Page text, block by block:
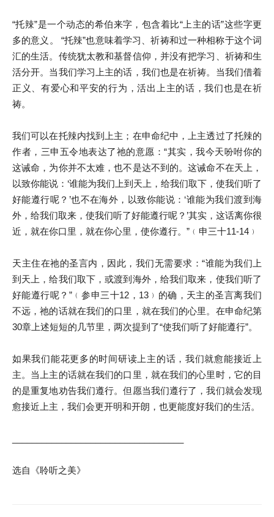
“托辣”是一个动态的希伯来字，包含着比“上主的话”这些字更
多的意义。 “托辣”也意味着学习、祈祷和过一种相称于这个词
汇的生活。传统犹太教和基督信仰，并没有把学习、祈祷和生
活分开。当我们学习上主的话，我们也是在祈祷。当我们借着
正义、有爱心和平安的行为，活出上主的话，我们也是在祈
祷。
我们可以在托辣内找到上主；在申命纪中，上主透过了托辣的
作者，三申五令地表达了祂的意愿：“其实，我今天吩咐你的
这诫命，为你并不太难，也不是达不到的。这诫命不在天上，
以致你能说：‘谁能为我们上到天上，给我们取下，使我们听了
好能遵行呢？’也不在海外，以致你能说：‘谁能为我们渡到海
外，给我们取来，使我们听了好能遵行呢？’其实，这话离你很
近，就在你口里，就在你心里，使你遵行。”﹙申三十11-14﹚
天主住在祂的圣言内，因此，我们无需要求：“谁能为我们上
到天上，给我们取下，或渡到海外，给我们取来，使我们听了
好能遵行呢？”﹙参申三十12，13﹚的确，天主的圣言离我们
不远，祂的话就在我们的口里，就在我们的心里。在申命纪第
30章上述短短的几节里，两次提到了“使我们听了好能遵行”。
如果我们能花更多的时间研读上主的话，我们就愈能接近上
主。当上主的话就在我们的口里，就在我们的心里时，它的目
的是重复地劝告我们遵行。但愿当我们遵行了，我们就会发现
愈接近上主，我们会更开明和开朗，也更能度好我们的生活。
选自《聆听之美》